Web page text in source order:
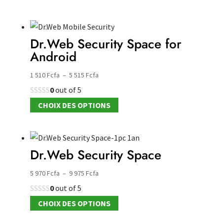
Dr.Web Security Space for
Android
1 510Fcfa – 5 515 FcfaPlage
prix :
1
à
515 Fcfa
0out of 5
CHOIX DES OPTIONS
plusieurs
variations.
peuvent
Dr.Web Security Space
5 970Fcfa – 9 975 FcfaPlage
prix :
5
0out of 5
CHOIX DES OPTIONS